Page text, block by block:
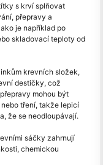
s krví splňovat
přepravy a
je například po
skladovací teploty od
krevních složek,
destičky, což
mohou být
tření, takže lepicí
že se neodloupávají.
sáčky zahrnují
chemickou